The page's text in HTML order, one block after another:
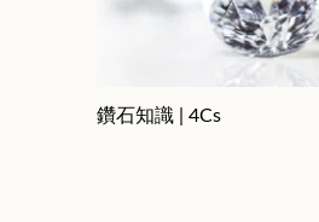
鑽石知識 | 4Cs